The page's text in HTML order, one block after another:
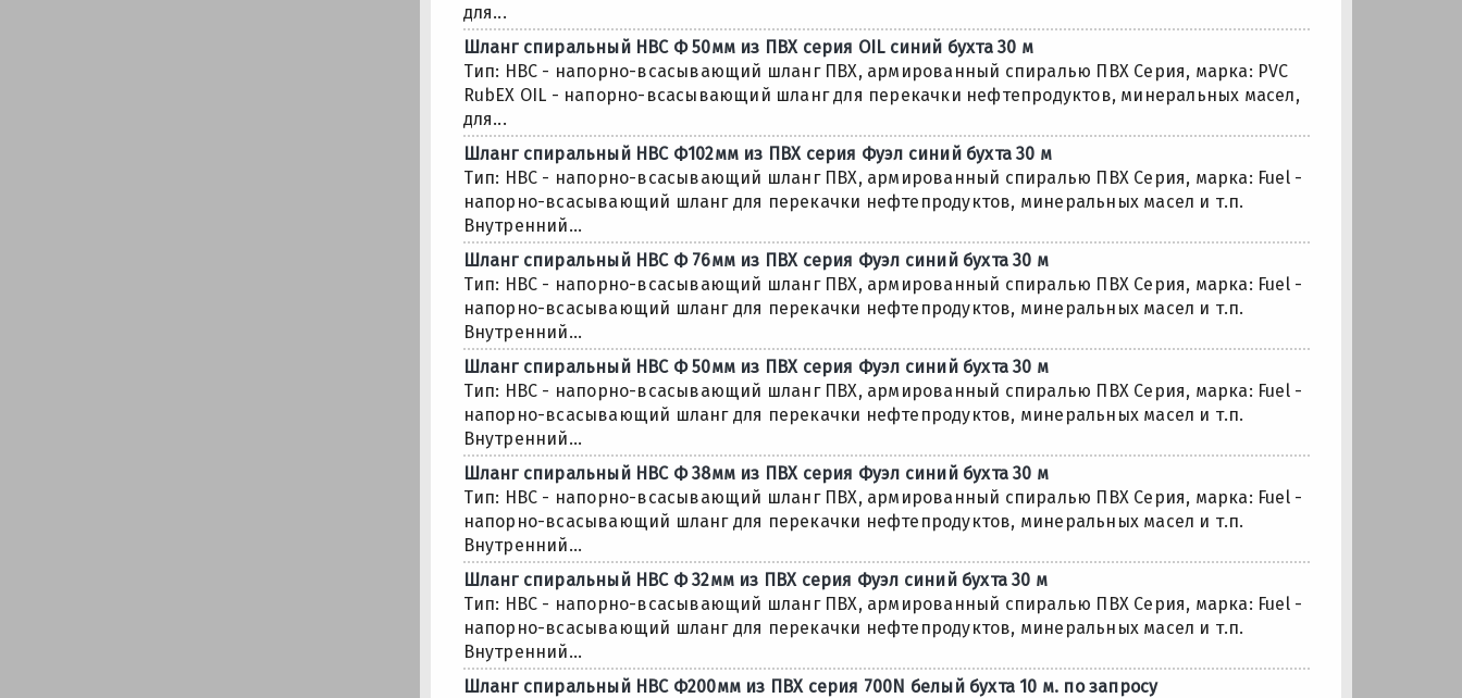
для...
Шланг спиральный НВС Ф 50мм из ПВХ серия OIL синий бухта 30 м
Тип: НВС - напорно-всасывающий шланг ПВХ, армированный спиралью ПВХ Серия, марка: PVC
RubEX OIL - напорно-всасывающий шланг для перекачки нефтепродуктов, минеральных масел,
для...
Шланг спиральный НВС Ф102мм из ПВХ серия Фуэл синий бухта 30 м
Тип: НВС - напорно-всасывающий шланг ПВХ, армированный спиралью ПВХ Серия, марка: Fuel -
напорно-всасывающий шланг для перекачки нефтепродуктов, минеральных масел и т.п.
Внутренний...
Шланг спиральный НВС Ф 76мм из ПВХ серия Фуэл синий бухта 30 м
Тип: НВС - напорно-всасывающий шланг ПВХ, армированный спиралью ПВХ Серия, марка: Fuel -
напорно-всасывающий шланг для перекачки нефтепродуктов, минеральных масел и т.п.
Внутренний...
Шланг спиральный НВС Ф 50мм из ПВХ серия Фуэл синий бухта 30 м
Тип: НВС - напорно-всасывающий шланг ПВХ, армированный спиралью ПВХ Серия, марка: Fuel -
напорно-всасывающий шланг для перекачки нефтепродуктов, минеральных масел и т.п.
Внутренний...
Шланг спиральный НВС Ф 38мм из ПВХ серия Фуэл синий бухта 30 м
Тип: НВС - напорно-всасывающий шланг ПВХ, армированный спиралью ПВХ Серия, марка: Fuel -
напорно-всасывающий шланг для перекачки нефтепродуктов, минеральных масел и т.п.
Внутренний...
Шланг спиральный НВС Ф 32мм из ПВХ серия Фуэл синий бухта 30 м
Тип: НВС - напорно-всасывающий шланг ПВХ, армированный спиралью ПВХ Серия, марка: Fuel -
напорно-всасывающий шланг для перекачки нефтепродуктов, минеральных масел и т.п.
Внутренний...
Шланг спиральный НВС Ф200мм из ПВХ серия 700N белый бухта 10 м. по запросу